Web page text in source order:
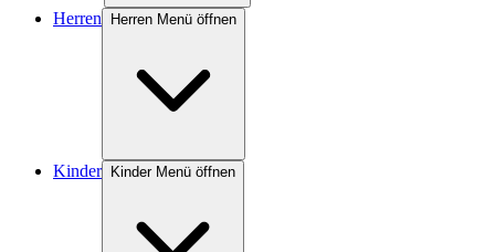
Herren Herren Menü öffnen
Kinder Kinder Menü öffnen